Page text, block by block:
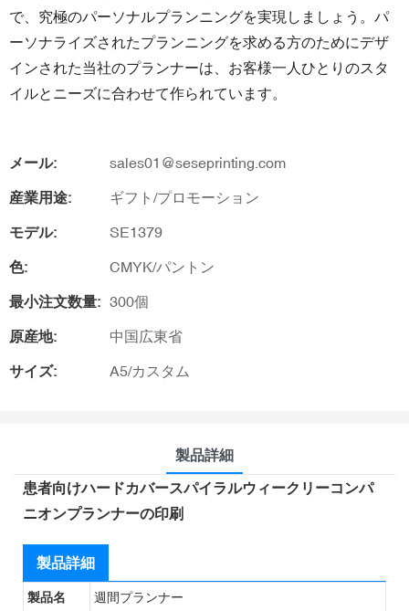
で、究極のパーソナルプランニングを実現しましょう。パ
ーソナライズされたプランニングを求める方のためにデザ
インされた当社のプランナーは、お客様一人ひとりのスタ
イルとニーズに合わせて作られています。
メール: sales01@seseprinting.com
産業用途: ギフト/プロモーション
モデル: SE1379
色: CMYK/パントン
最小注文数量: 300個
原産地: 中国広東省
サイズ: A5/カスタム
製品詳細
患者向けハードカバースパイラルウィークリーコンパ
ニオンプランナーの印刷
製品詳細
製品名 週間プランナー